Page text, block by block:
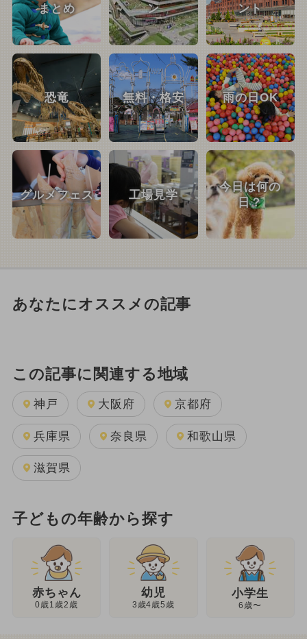
まとめ
ン
ント
恐竜 無料・格安 雨の日OK
グルメフェス 工場見学
今日は何の
日？
あなたにオススメの記事
この記事に関連する地域
神戸 大阪府 京都府
兵庫県 奈良県 和歌山県
滋賀県
子どもの年齢から探す
赤ちゃん
0歳1歳2歳
幼児
3歳4歳5歳
小学生
6歳〜